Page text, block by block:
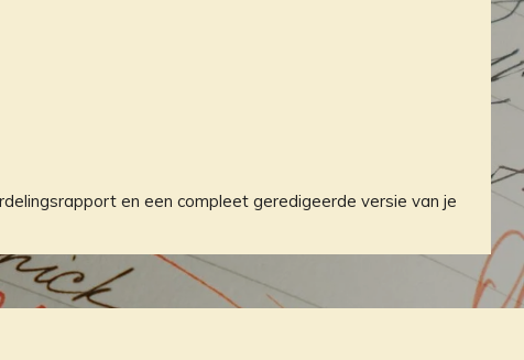
en een compleet geredigeerde versie van je